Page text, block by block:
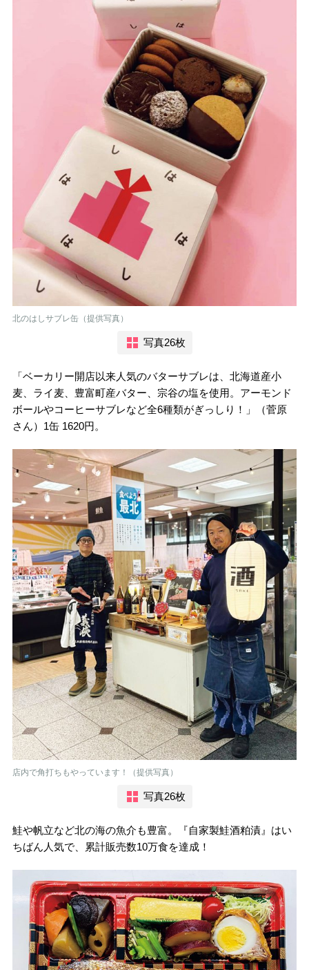
北のはしサブレ缶（提供写真）
写真26枚
「ベーカリー開店以来人気のバターサブレは、北海道産小
麦、ライ麦、豊富町産バター、宗谷の塩を使用。アーモンド
ボールやコーヒーサブレなど全6種類がぎっしり！」（菅原
さん）1缶 1620円。
店内で角打ちもやっています！（提供写真）
写真26枚
鮭や帆立など北の海の魚介も豊富。『自家製鮭酒粕漬』はい
ちばん人気で、累計販売数10万食を達成！